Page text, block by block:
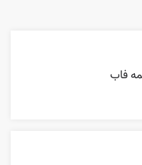
فاب